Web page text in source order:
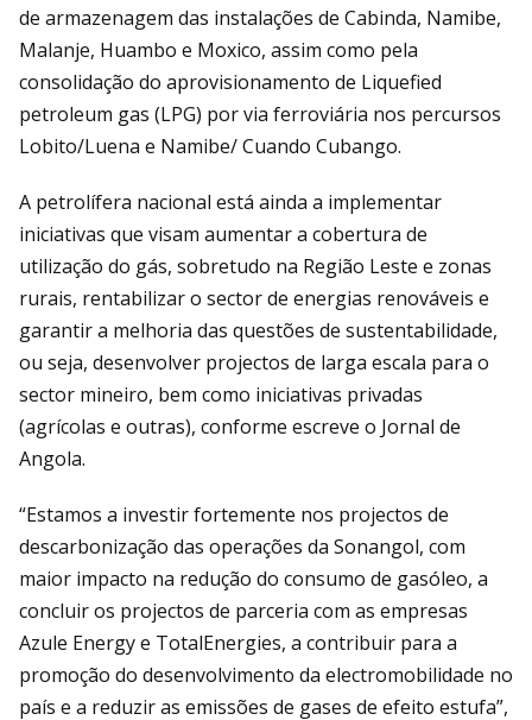
de armazenagem das instalações de Cabinda, Namibe,
Malanje, Huambo e Moxico, assim como pela
consolidação do aprovisionamento de Liquefied
petroleum gas (LPG) por via ferroviária nos percursos
Lobito/Luena e Namibe/ Cuando Cubango.
A petrolífera nacional está ainda a implementar
iniciativas que visam aumentar a cobertura de
utilização do gás, sobretudo na Região Leste e zonas
rurais, rentabilizar o sector de energias renováveis e
garantir a melhoria das questões de sustentabilidade,
ou seja, desenvolver projectos de larga escala para o
sector mineiro, bem como iniciativas privadas
(agrícolas e outras), conforme escreve o Jornal de
Angola.
“Estamos a investir fortemente nos projectos de
descarbonização das operações da Sonangol, com
maior impacto na redução do consumo de gasóleo, a
concluir os projectos de parceria com as empresas
Azule Energy e TotalEnergies, a contribuir para a
promoção do desenvolvimento da electromobilidade no
país e a reduzir as emissões de gases de efeito estufa”,